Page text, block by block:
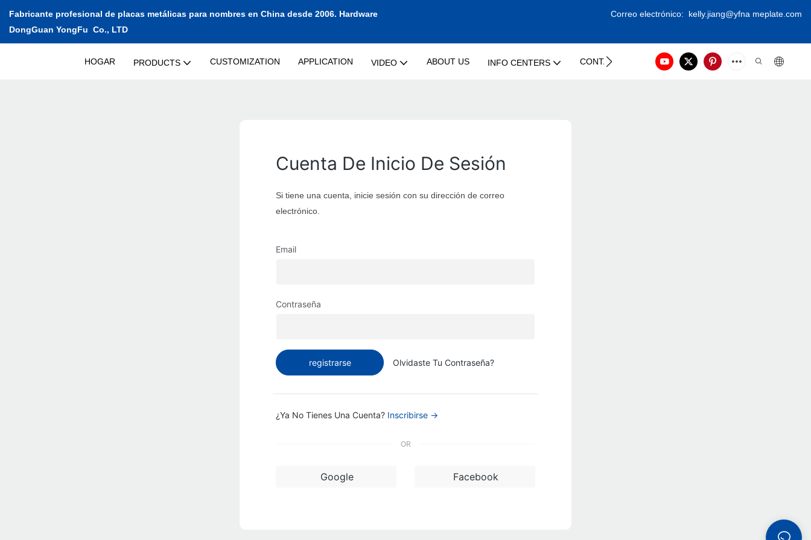
Fabricante profesional de placas metálicas para nombres en China desde 2006. Hardware
DongGuan YongFu Co., LTD
Correo electrónico: kelly.jiang@yfna meplate.com
HOGAR PRODUCTS CUSTOMIZATION APPLICATION VIDEO ABOUT US INFO CENTERS CONTACT US
Cuenta De Inicio De Sesión
Si tiene una cuenta, inicie sesión con su dirección de correo
electrónico.
Email
Contraseña
registrarse Olvidaste Tu Contraseña?
¿Ya No Tienes Una Cuenta? Inscribirse →
OR
Google Facebook